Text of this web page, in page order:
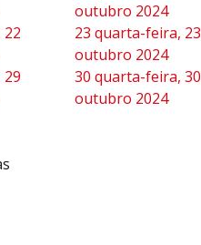
outubro 2024
23 quarta-feira, 23
outubro 2024
30 quarta-feira, 30
outubro 2024